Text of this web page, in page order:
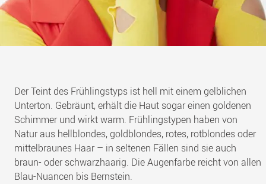
Der Teint des Frühlingstyps ist hell mit einem gelblichen
Unterton. Gebräunt, erhält die Haut sogar einen goldenen
Schimmer und wirkt warm. Frühlingstypen haben von
Natur aus hellblondes, goldblondes, rotes, rotblondes oder
mittelbraunes Haar – in seltenen Fällen sind sie auch
braun- oder schwarzhaarig. Die Augenfarbe reicht von allen
Blau-Nuancen bis Bernstein.